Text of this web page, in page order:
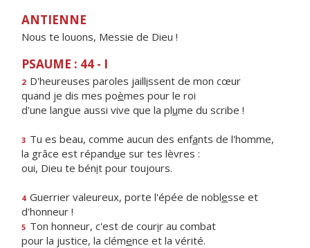
ANTIENNE
Nous te louons, Messie de Dieu !
PSAUME : 44 - I
2 D'heureuses paroles jaillissent de mon cœur
quand je dis mes poèmes pour le roi
d'une langue aussi vive que la plume du scribe !
3 Tu es beau, comme aucun des enfants de l'homme,
la grâce est répandue sur tes lèvres :
oui, Dieu te bénit pour toujours.
4 Guerrier valeureux, porte l'épée de noblesse et
d'honneur !
5 Ton honneur, c'est de courir au combat
pour la justice, la clémence et la vérité.